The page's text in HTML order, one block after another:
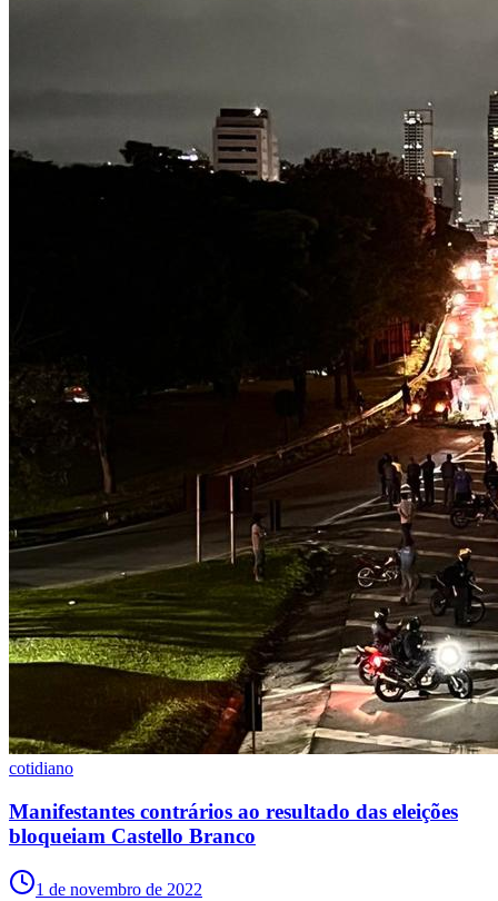
Grêmio
cotidiano
Manifestantes contrários ao resultado das eleições
bloqueiam Castello Branco
1 de novembro de 2022